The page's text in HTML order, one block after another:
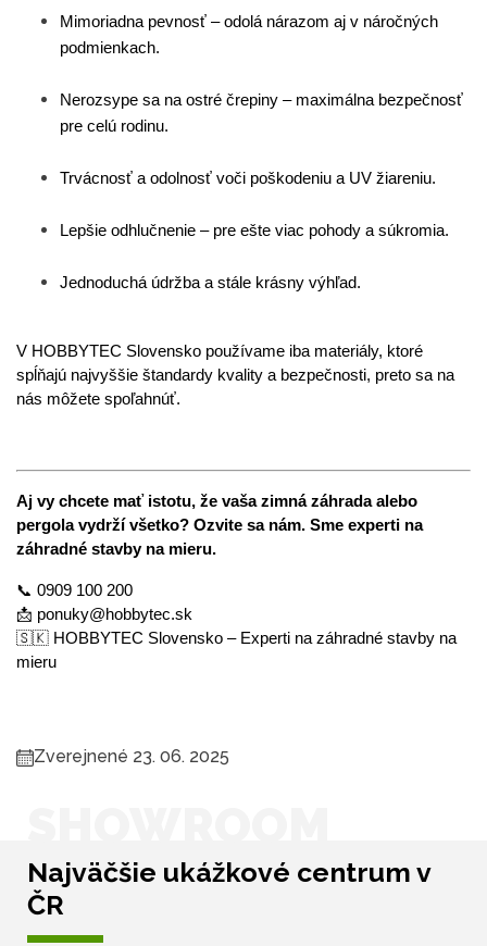
Mimoriadna pevnosť – odolá nárazom aj v náročných
podmienkach.
Nerozsype sa na ostré črepiny – maximálna bezpečnosť
pre celú rodinu.
Trvácnosť a odolnosť voči poškodeniu a UV žiareniu.
Lepšie odhlučnenie – pre ešte viac pohody a súkromia.
Jednoduchá údržba a stále krásny výhľad.
V HOBBYTEC Slovensko používame iba materiály, ktoré
spĺňajú najvyššie štandardy kvality a bezpečnosti, preto sa na
nás môžete spoľahnúť.
Aj vy chcete mať istotu, že vaša zimná záhrada alebo
pergola vydrží všetko? Ozvite sa nám. Sme experti na
záhradné stavby na mieru.
📞 0909 100 200
📩 ponuky@hobbytec.sk
🇸🇰 HOBBYTEC Slovensko – Experti na záhradné stavby na
mieru
Zverejnené 23. 06. 2025
Najväčšie ukážkové centrum v
ČR